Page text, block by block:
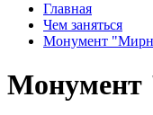
Главная
Чем заняться
Монумент